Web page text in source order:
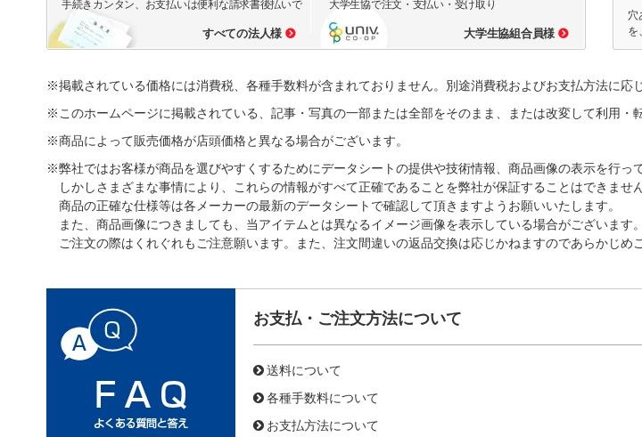
手続きカンタン、お支払いは便利な請求書後払いで
すべての法人様
大学生協で注文・支払い・受け取り
大学生協組合員様
穴
を
※掲載されている価格には消費税、各種手数料が含まれておりません。別途消費税およびお支払方法に応
※このホームページに掲載されている、記事・写真の一部または全部をそのまま、または改変して利用・
※商品によって販売価格が店頭価格と異なる場合がございます。
※弊社ではお客様が商品を選びやすくするためにデータシートの提供や技術情報、商品画像の表示を行って
しかしさまざまな事情により、これらの情報がすべて正確であることを弊社が保証することはできません
商品の正確な仕様等は各メーカーの最新のデータシートで確認して頂きますようお願いいたします。
また、商品画像につきましても、当アイテムとは異なるイメージ画像を表示している場合がございます。
ご注文の際はくれぐれもご注意願います。また、注文間違いの返品交換は応じかねますのであらかじめ
お支払・ご注文方法について
送料について
各種手数料について
お支払方法について